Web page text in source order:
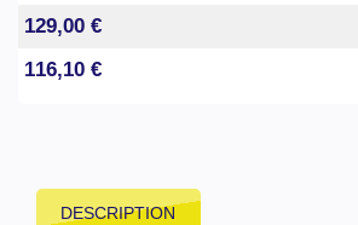
129,00 €
116,10 €
DESCRIPTION